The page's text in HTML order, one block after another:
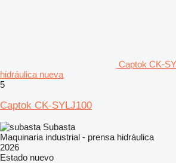
Captok CK-
hidráulica nueva
5
Captok CK-SYLJ100
Subasta
Maquinaria industrial - prensa hidráulica
2026
Estado nuevo